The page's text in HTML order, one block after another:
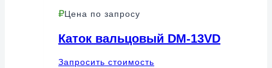
Цена по запросу
Каток вальцовый DM-13VD
Запросить стоимость